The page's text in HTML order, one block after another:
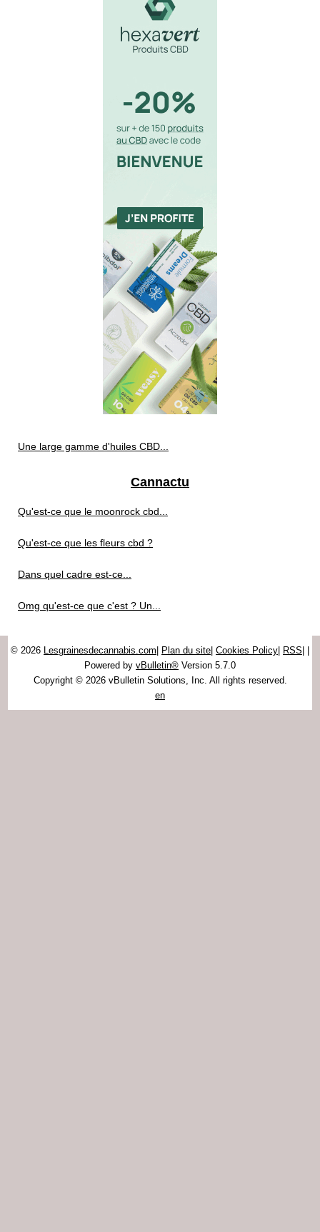
Une large gamme d'huiles CBD...
Cannactu
Qu'est-ce que le moonrock cbd...
Qu'est-ce que les fleurs cbd ?
Dans quel cadre est-ce...
Omg qu'est-ce que c'est ? Un...
© 2026 Lesgrainesdecannabis.com Plan du site Cookies Policy RSS
Powered by vBulletin® Version 5.7.0
Copyright © 2026 vBulletin Solutions, Inc. All rights reserved.
en